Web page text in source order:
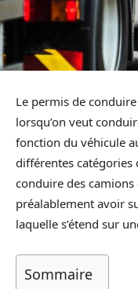
Le permis de
lorsqu’on veut
fonction du véhicule
différentes catégories
conduire des
préalablement avoir
laquelle s’étend sur
Sommaire